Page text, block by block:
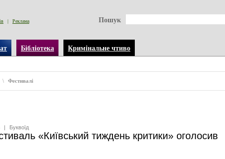
| Реклама Пошук
Бібліотека Кримінальне чтиво
\ Фестивалі
| Буквоїд
«Київський тиждень критики» оголосив